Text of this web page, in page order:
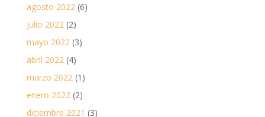
agosto 2022(6)
julio 2022(2)
mayo 2022(3)
abril 2022(4)
marzo 2022(1)
enero 2022(2)
diciembre 2021 (3)